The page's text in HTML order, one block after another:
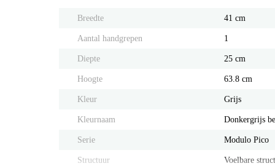
Breedte 41 cm
Aantal handgrepen 1
Diepte 25 cm
Hoogte 63.8 cm
Kleur Grijs
Kleurnaam Donkergrijs
Serie Modulo Pico
Structuur Voelbare